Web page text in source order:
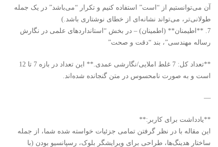
آن می‌توانستیم از “است” استفاده کنیم و تکرار “می‌باشد” در یک جمله
طولانی‌تر، می‌تواند نشانه‌ای از خطای نوشتاری باشد.)
7. **اطیمنان** (اطمینان) – در بخش “استانداردهای علمی در نگارش
رساله مهندسی”، بند “دقت و صحت”
**تعداد کل: 7 غلط املایی/نگارشی عمدی.** این تعداد در بازه 7 تا 12
است و به صورت نامحسوس در متن گنجانده شده‌اند.
—
**یادداشت برای کاربر:**
این مقاله با در نظر گرفتن تمامی جزئیات خواسته شده شما، از جمله
ساختار هدینگ‌ها، طراحی برای ویرایشگر بلوک، رسپانسیو بودن (با